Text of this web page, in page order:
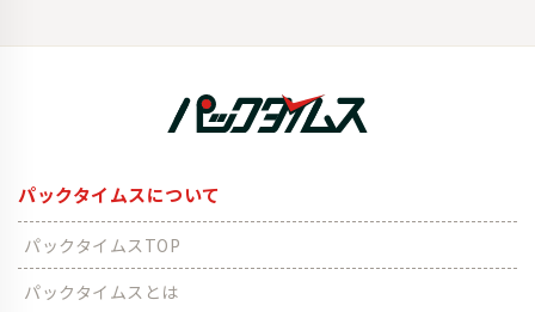
パックタイムスについて
パックタイムスTOP
パックタイムスとは